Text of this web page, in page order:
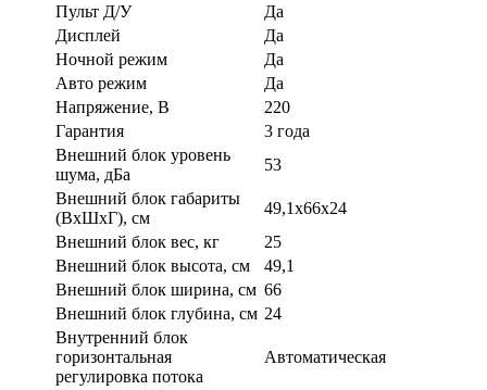
Пульт Д/У
Да
Дисплей
Да
Ночной режим
Да
Авто режим
Да
Напряжение, В
220
Гарантия
3 года
Внешний блок уровень
шума, дБа
53
Внешний блок габариты
(ВхШхГ), см
49,1x66x24
Внешний блок вес, кг
25
Внешний блок высота, см
49,1
Внешний блок ширина, см 66
Внешний блок глубина, см 24
Внутренний блок
горизонтальная
регулировка потока
Автоматическая